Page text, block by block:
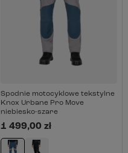
Spodnie motocyklowe tekstylne
Knox Urbane Pro Move
niebiesko-szare
1 499,00 zł